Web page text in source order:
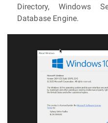
Directory, Windows
Database Engine.